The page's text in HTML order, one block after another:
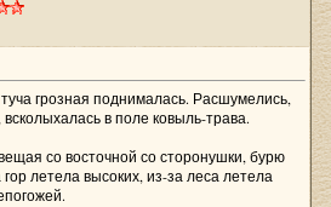
грозная поднималась. Расшумелись,
в поле ковыль-трава.
со восточной со сторонушки, бурю
летела высоких, из-за леса летела